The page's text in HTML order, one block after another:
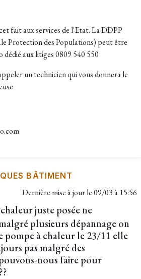
fait aux services de l'Etat. La DDPP
Protection des Populations) peut être
aux litiges 0809 540 550
un technicien qui vous donnera le
BÂTIMENT
Dernière mise à jour le09/03 à 15:56
juste posée ne
plusieurs dépannage on
pompe à chaleur le 23/11 elle
pas malgré des
nous faire pour